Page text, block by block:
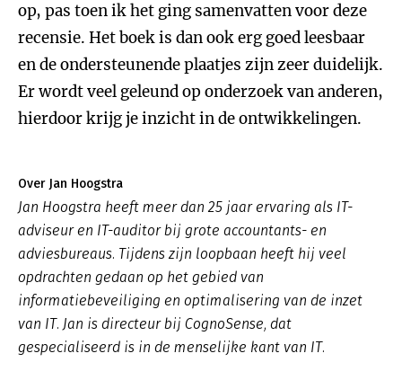
op, pas toen ik het ging samenvatten voor deze
recensie. Het boek is dan ook erg goed leesbaar
en de ondersteunende plaatjes zijn zeer duidelijk.
Er wordt veel geleund op onderzoek van anderen,
hierdoor krijg je inzicht in de ontwikkelingen.
Over Jan Hoogstra
Jan Hoogstra heeft meer dan 25 jaar ervaring als IT-
adviseur en IT-auditor bij grote accountants- en
adviesbureaus. Tijdens zijn loopbaan heeft hij veel
opdrachten gedaan op het gebied van
informatiebeveiliging en optimalisering van de inzet
van IT. Jan is directeur bij CognoSense, dat
gespecialiseerd is in de menselijke kant van IT.